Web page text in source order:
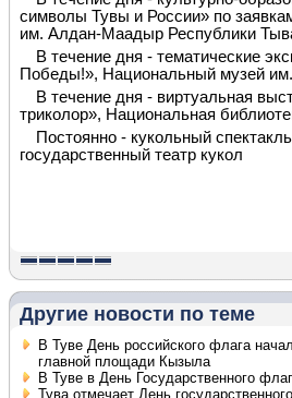
символы Тувы и России» по
им. Алдан-Маадыр Республики
В течение дня - тематические
Победы!», Национальный музей
В течение дня - виртуальная
триколор», Национальная
Постоянно - кукольный
государственный театр кукол
Другие новости по теме
В Туве День российского флага
главной площади Кызыла
В Туве в День Государственного
Тува отмечает День